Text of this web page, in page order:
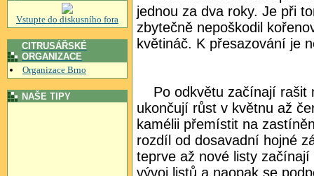
Vstupte do diskusního fora
CITRUSÁŘSKÉ
ORGANIZACE
Organizace Brno
NAŠE TIPY
jednou za dva roky. Je při
zbytečně nepoškodil
květináč. K přesazování je
Po odkvětu začínají rašit
ukončují růst v květnu až
kamélii přemístit na
rozdíl od dosavadní hojné
teprve až nové listy
vývoj listů a naopak se